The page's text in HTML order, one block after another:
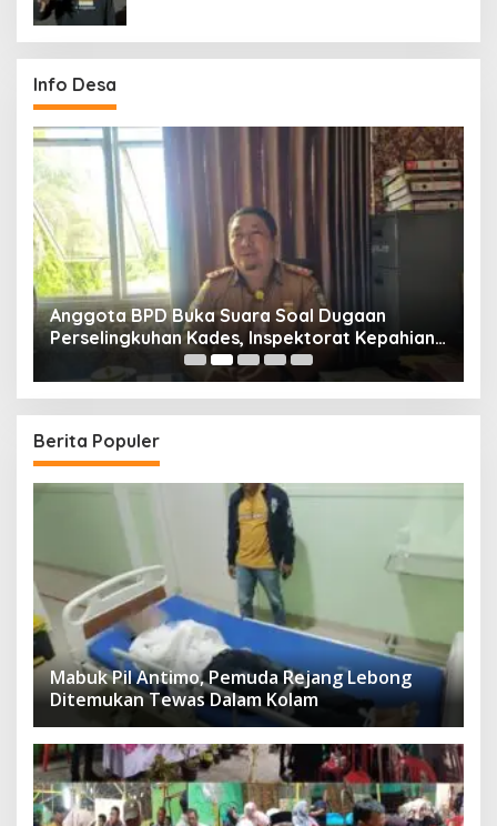
Info Desa
Anggota BPD Buka Suara Soal Dugaan
Perselingkuhan Kades, Inspektorat Kepahiang
Pastikan Akan Panggil Kades Suro Muncar
Berita Populer
Mabuk Pil Antimo, Pemuda Rejang Lebong
Ditemukan Tewas Dalam Kolam